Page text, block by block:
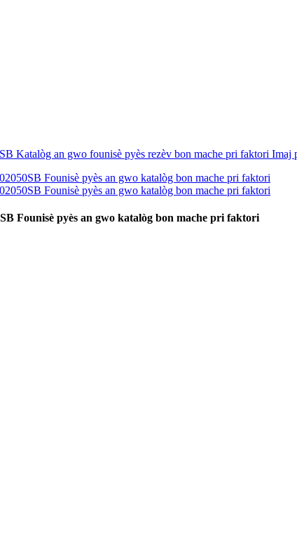
Founisè pyès an gwo katalòg bon mache pri faktori